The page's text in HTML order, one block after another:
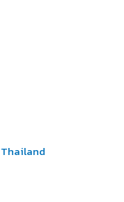
Thailand